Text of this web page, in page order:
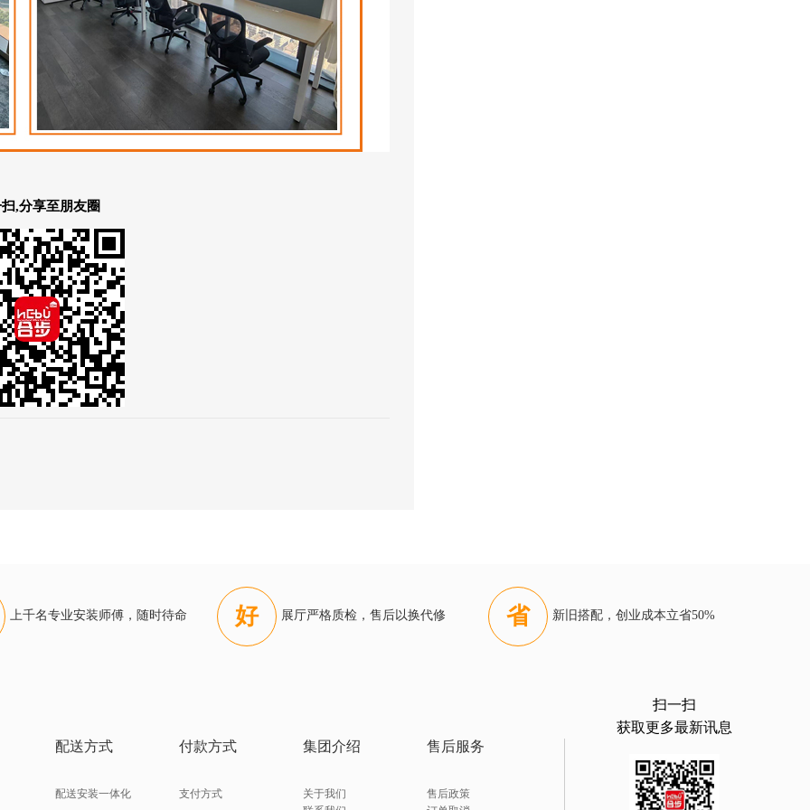
,分享至朋友圈
上千名专业安装师傅，随时待命 好 展厅严格质检，售后以换代修 省 新旧搭配，创业成本立省50%
配送方式
配送安装一体化
付款方式
支付方式
集团介绍
关于我们
售后服务
售后政策
扫一扫
获取更多最新讯息